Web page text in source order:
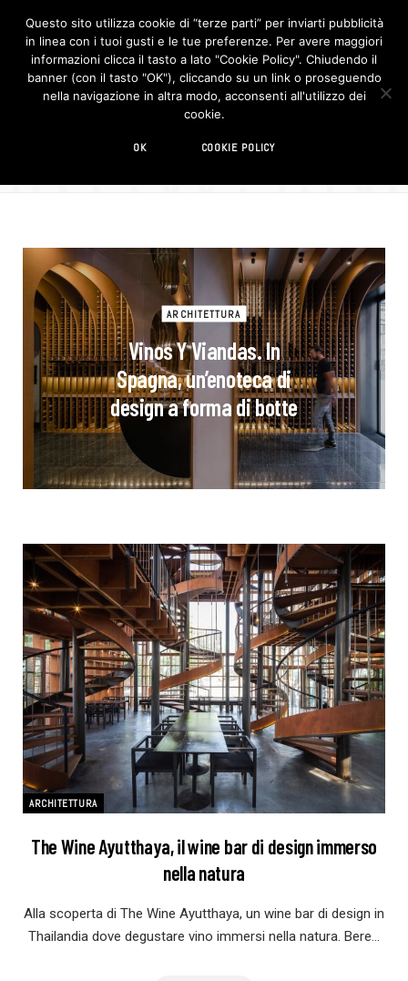
F
c
e
b
o
I
n
s
t
wine bar
ARCHITETTURA
Vinos Y Viandas. In
Spagna, un’enoteca di
design a forma di botte
ARCHITETTURA
The Wine Ayutthaya, il wine bar di design immerso
nella natura
Alla scoperta di The Wine Ayutthaya, un wine bar di design in
Thailandia dove degustare vino immersi nella natura. Bere…
Questo sito utilizza cookie di “terze parti” per inviarti pubblicità
in linea con i tuoi gusti e le tue preferenze. Per avere maggiori
informazioni clicca il tasto a lato "Cookie Policy". Chiudendo il
banner (con il tasto "OK"), cliccando su un link o proseguendo
nella navigazione in altra modo, acconsenti all'utilizzo dei
cookie.
OK COOKIE POLICY